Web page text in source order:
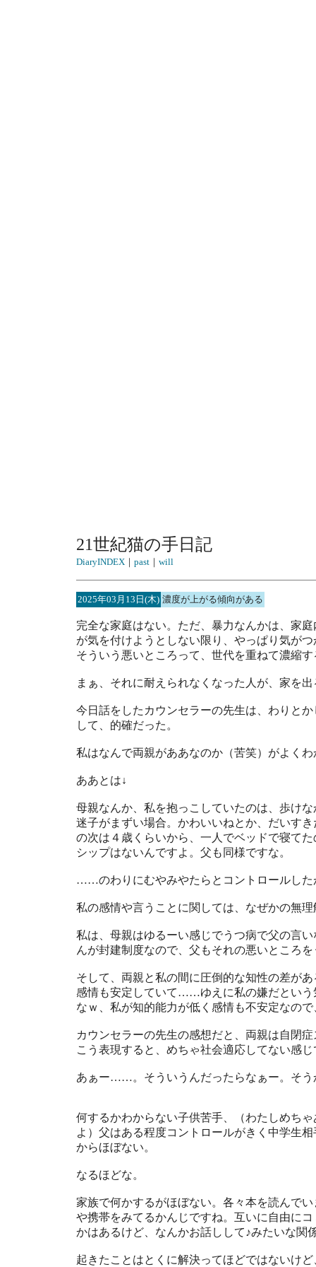
21世紀猫の手日記
DiaryINDEX｜ past｜ will
2025年03月13日(木) 濃度が上がる傾向がある
完全な家庭はない。ただ、暴力なんかは、家
が気を付けようとしない限り、やっぱり気がつ
そういう悪いところって、世代を重ねて濃縮
まぁ、それに耐えられなくなった人が、家を
今日話をしたカウンセラーの先生は、わりと
して、的確だった。
私はなんで両親がああなのか（苦笑）がよく
ああとは↓
母親なんか、私を抱っこしていたのは、歩け
迷子がまずい場合。かわいいねとか、だいす
の次は４歳くらいから、一人でベッドで寝て
シップはないんですよ。父も同様ですな。
……のわりにむやみやたらとコントロールした
私の感情や言うことに関しては、なぜかの無
私は、母親はゆるーい感じでうつ病で父の言
んが封建制度なので、父もそれの悪いところ
そして、両親と私の間に圧倒的な知性の差が
感情も安定していて……ゆえに私の嫌だという
なｗ、私が知的能力が低く感情も不安定なの
カウンセラーの先生の感想だと、両親は自閉
こう表現すると、めちゃ社会適応してない感
あぁー……。そういうんだったらなぁー。そう
何するかわからない子供苦手、（わたしめち
よ）父はある程度コントロールがきく中学生
からほぼない。
なるほどな。
家族で何かするがほぼない。各々本を読んで
や携帯をみてるかんじですね。互いに自由に
かはあるけど、なんかお話しして♪みたいな関
起きたことはとくに解決ってほどではないけ